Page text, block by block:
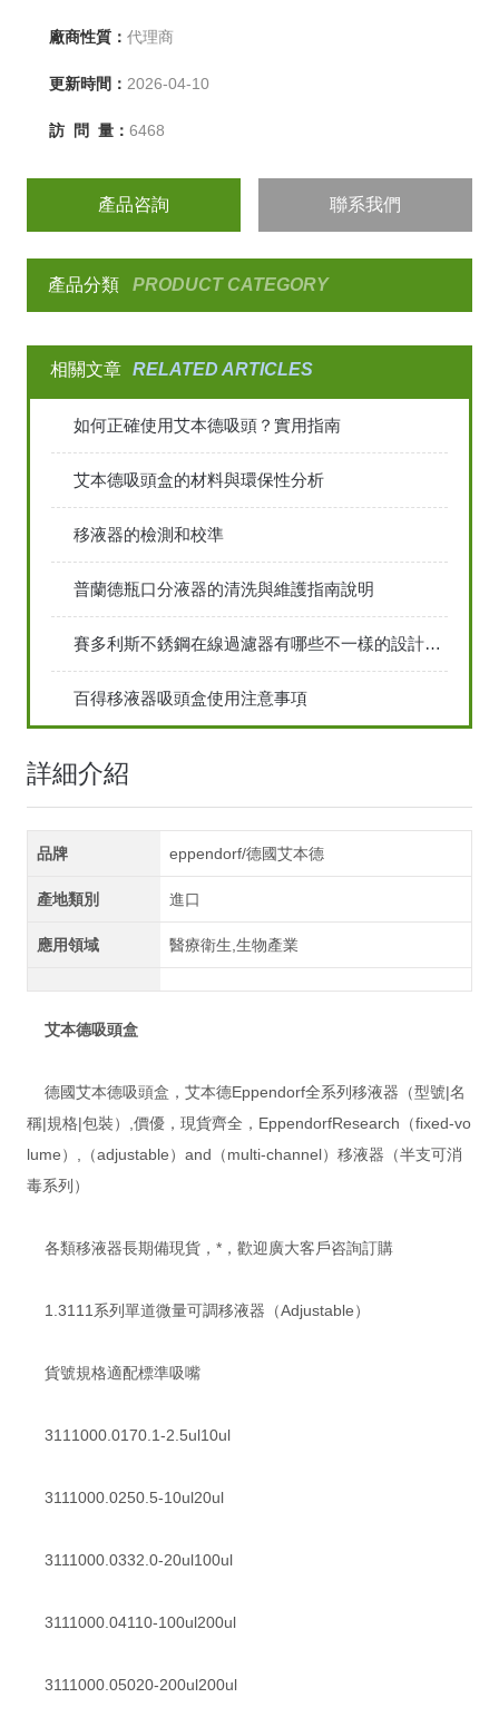
廠商性質： 代理商
更新時間： 2026-04-10
訪 問 量： 6468
產品咨詢 聯系我們
產品分類 PRODUCT CATEGORY
相關文章 RELATED ARTICLES
如何正確使用艾本德吸頭？實用指南
艾本德吸頭盒的材料與環保性分析
移液器的檢測和校準
普蘭德瓶口分液器的清洗與維護指南說明
賽多利斯不銹鋼在線過濾器有哪些不一樣的設計特點
百得移液器吸頭盒使用注意事項
詳細介紹
品牌 eppendorf/德國艾本德
產地類別 進口
應用領域 醫療衛生,生物產業
艾本德吸頭盒
德國艾本德吸頭盒，艾本德Eppendorf全系列移液器（型號|名
稱|規格|包裝）,價優，現貨齊全，EppendorfResearch（fixed-vo
lume）,（adjustable）and（multi-channel）移液器（半支可消
毒系列）
各類移液器長期備現貨，*，歡迎廣大客戶咨詢訂購
1.3111系列單道微量可調移液器（Adjustable）
貨號規格適配標準吸嘴
3111000.0170.1-2.5ul10ul
3111000.0250.5-10ul20ul
3111000.0332.0-20ul100ul
3111000.04110-100ul200ul
3111000.05020-200ul200ul